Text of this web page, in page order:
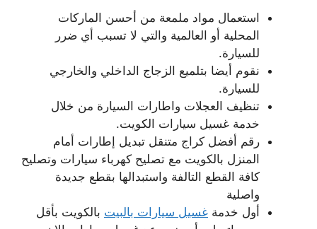
استعمال مواد ملمعة من أحسن الماركات
المحلية أو العالمية والتي لا تسبب أي ضرر
للسيارة.
نقوم أيضا بتلميع الزجاج الداخلي والخارجي
للسيارة.
تنظيف العجلات واطارات السيارة من خلال
خدمة غسيل سيارات الكويت.
رقم أفضل كراج متنقل تبديل إطارات أمام
المنزل بالكويت مع تصليح كهرباء سيارات وتصليح
كافة القطع التالفة واستبدالها بقطع جديدة
واصلية
أول خدمة غسيل سيارات بالبيت بالكويت بأقل